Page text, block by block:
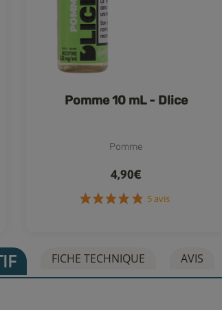
Pomme 10 mL - Dlice
Pomme
4,90€
FICHE TECHNIQUE AVIS